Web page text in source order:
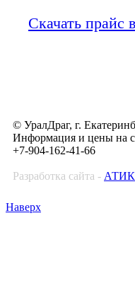
Скачать прайс
© УралДраг, г.
Информация и цены на
+7-904-162-41-66
Разработка сайта -
Наверх